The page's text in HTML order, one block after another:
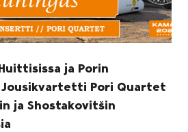
ja Porin
Jousikvartetti Pori Quartet
ja Shostakovitšin